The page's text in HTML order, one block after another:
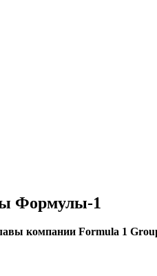
Формулы-1
компании Formula 1